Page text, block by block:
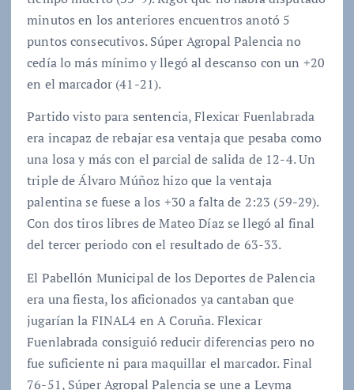
minutos en los anteriores encuentros anotó 5
puntos consecutivos. Súper Agropal Palencia no
cedía lo más mínimo y llegó al descanso con un +20
en el marcador (41-21).
Partido visto para sentencia, Flexicar Fuenlabrada
era incapaz de rebajar esa ventaja que pesaba como
una losa y más con el parcial de salida de 12-4. Un
triple de Álvaro Múñoz hizo que la ventaja
palentina se fuese a los +30 a falta de 2:23 (59-29).
Con dos tiros libres de Mateo Díaz se llegó al final
del tercer periodo con el resultado de 63-33.
El Pabellón Municipal de los Deportes de Palencia
era una fiesta, los aficionados ya cantaban que
jugarían la FINAL4 en A Coruña. Flexicar
Fuenlabrada consiguió reducir diferencias pero no
fue suficiente ni para maquillar el marcador. Final
76-51, Súper Agropal Palencia se une a Leyma